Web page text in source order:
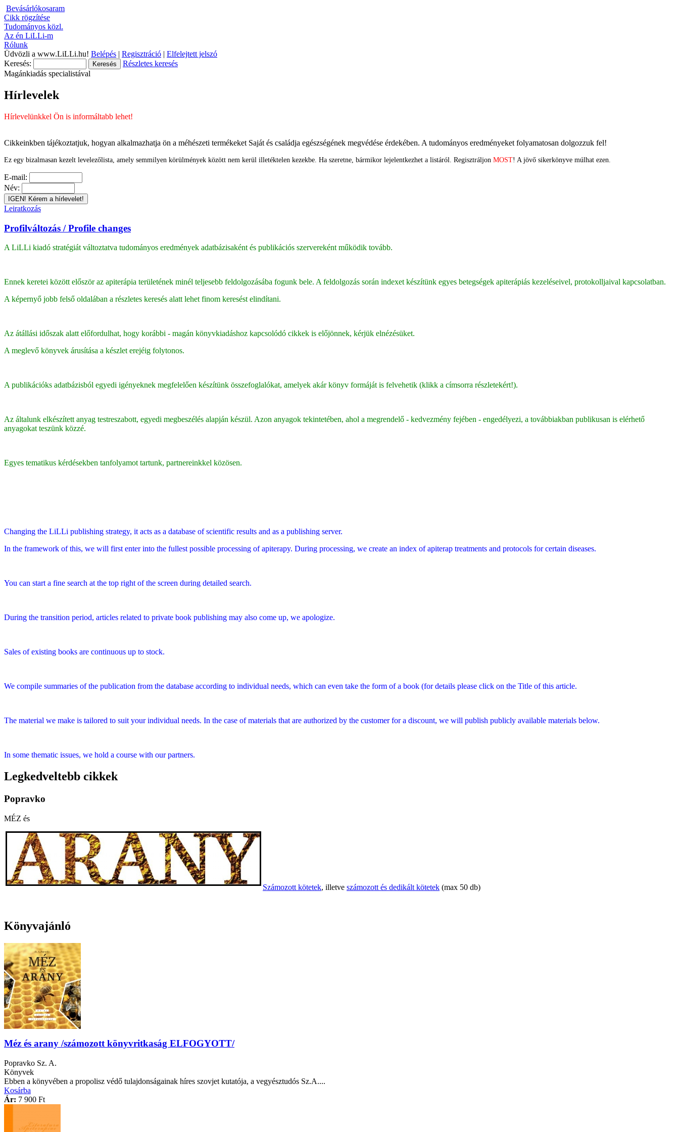
Bevásárlókosaram
Cikk rögzítése
Tudományos közl.
Az én LiLLi-m
Rólunk
Üdvözli a www.LiLLi.hu! Belépés | Regisztráció | Elfelejtett jelszó
Keresés:
Részletes keresés
Magánkiadás specialistával
Hírlevelek
Hírlevelünkkel Ön is informáltabb lehet!
Cikkeinkben tájékoztatjuk, hogyan alkalmazhatja ön a méhészeti termékeket Saját és családja egészségének megvédése érdekében. A tudományos eredményeket folyamatosan dolgozzuk fel!
Ez egy bizalmasan kezelt levelezőlista, amely semmilyen körülmények között nem kerül illetéktelen kezekbe. Ha szeretne, bármikor lejelentkezhet a listáról. Regisztráljon MOST! A jövő sikerkönyve múlhat ezen.
E-mail:
Név:
Leiratkozás
Profilváltozás / Profile changes
A LiLLi kiadó stratégiát változtatva tudományos eredmények adatbázisaként és publikációs szervereként működik tovább.
Ennek keretei között először az apiterápia területének minél teljesebb feldolgozásába fogunk bele. A feldolgozás során indexet készítünk egyes betegségek apiterápiás kezeléseivel, protokolljaival kapcsolatban.
A képernyő jobb felső oldalában a részletes keresés alatt lehet finom keresést elindítani.
Az átállási időszak alatt előfordulhat, hogy korábbi - magán könyvkiadáshoz kapcsolódó cikkek is előjönnek, kérjük elnézésüket.
A meglevő könyvek árusítása a készlet erejéig folytonos.
A publikációks adatbázisból egyedi igényeknek megfelelően készítünk összefoglalókat, amelyek akár könyv formáját is felvehetik (klikk a címsorra részletekért!).
Az általunk elkészített anyag testreszabott, egyedi megbeszélés alapján készül. Azon anyagok tekintetében, ahol a megrendelő - kedvezmény fejében - engedélyezi, a továbbiakban publikusan is elérhető
anyagokat teszünk közzé.
Egyes tematikus kérdésekben tanfolyamot tartunk, partnereinkkel közösen.
Changing the LiLLi publishing strategy, it acts as a database of scientific results and as a publishing server.
In the framework of this, we will first enter into the fullest possible processing of apiterapy. During processing, we create an index of apiterap treatments and protocols for certain diseases.
You can start a fine search at the top right of the screen during detailed search.
During the transition period, articles related to private book publishing may also come up, we apologize.
Sales of existing books are continuous up to stock.
We compile summaries of the publication from the database according to individual needs, which can even take the form of a book (for details please click on the Title of this article.
The material we make is tailored to suit your individual needs. In the case of materials that are authorized by the customer for a discount, we will publish publicly available materials below.
In some thematic issues, we hold a course with our partners.
Legkedveltebb cikkek
Popravko
MÉZ és
Számozott kötetek, illetve számozott és dedikált kötetek (max 50 db)
Könyvajánló
Méz és arany /számozott könyvritkaság ELFOGYOTT/
Popravko Sz. A.
Könyvek
Ebben a könyvében a propolisz védő tulajdonságainak híres szovjet kutatója, a vegyésztudós Sz.A....
Kosárba
Ár: 7 900 Ft